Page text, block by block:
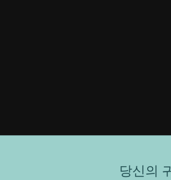
당신의